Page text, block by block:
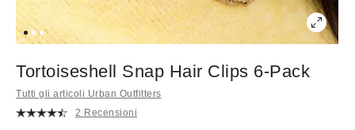
Tortoiseshell Snap Hair Clips 6-Pack
Tutti gli articoli Urban Outfitters
2 Recensioni